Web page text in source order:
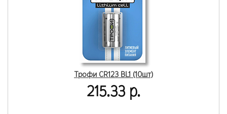
Трофи CR123 BL1 (10шт)
215.33 р.